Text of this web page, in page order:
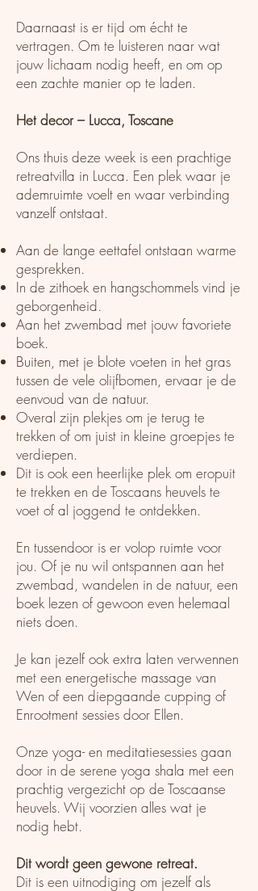
Daarnaast is er tijd om écht te
vertragen. Om te luisteren naar wat
jouw lichaam nodig heeft, en om op
een zachte manier op te laden.
Het decor – Lucca, Toscane
Ons thuis deze week is een prachtige
retreatvilla in Lucca. Een plek waar je
ademruimte voelt en waar verbinding
vanzelf ontstaat.
Aan de lange eettafel ontstaan warme
gesprekken.
In de zithoek en hangschommels vind je
geborgenheid.
Aan het zwembad met jouw favoriete
boek.
Buiten, met je blote voeten in het gras
tussen de vele olijfbomen, ervaar je de
eenvoud van de natuur.
Overal zijn plekjes om je terug te
trekken of om juist in kleine groepjes te
verdiepen.
Dit is ook een heerlijke plek om eropuit
te trekken en de Toscaans heuvels te
voet of al joggend te ontdekken.
En tussendoor is er volop ruimte voor
jou. Of je nu wil ontspannen aan het
zwembad, wandelen in de natuur, een
boek lezen of gewoon even helemaal
niets doen.
Je kan jezelf ook extra laten verwennen
met een energetische massage van
Wen of een diepgaande cupping of
Enrootment sessies door Ellen.
Onze yoga- en meditatiesessies gaan
door in de serene yoga shala met een
prachtig vergezicht op de Toscaanse
heuvels. Wij voorzien alles wat je
nodig hebt.
Dit wordt geen gewone retreat.
Dit is een uitnodiging om jezelf als